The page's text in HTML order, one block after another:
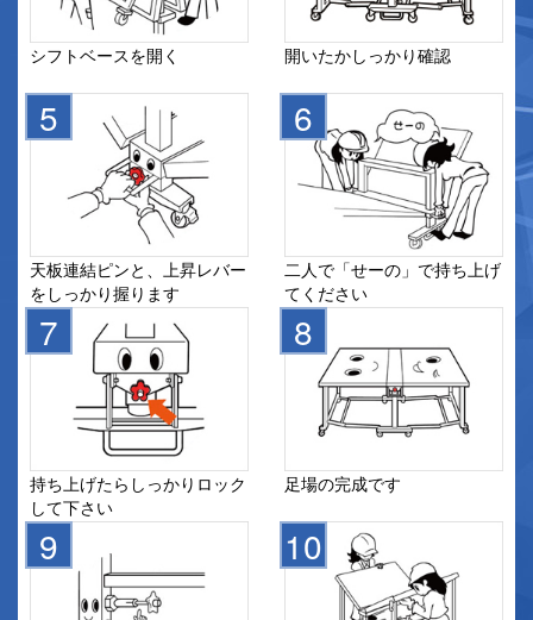
シフトベースを開く 開いたかしっかり確認
天板連結ピンと、上昇レバー
をしっかり握ります
二人で「せーの」で持ち上げ
てください
持ち上げたらしっかりロック
して下さい
足場の完成です